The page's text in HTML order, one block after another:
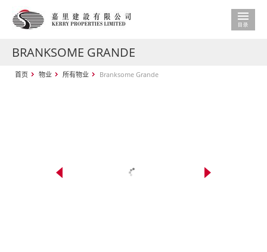
BRANKSOME GRANDE
首页 物业 所有物业 Branksome Grande